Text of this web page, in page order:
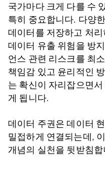
국가마다 크게 다를 수
특히 중요합니다. 다양
데이터를 저장하고 처
데이터 유출 위험을 방
언스 관련 리스크를 최
책임감 있고 윤리적인
는 확신이 자리잡으면
게 됩니다.
데이터 주권은 데이터
밀접하게 연결되는데,
개념의 실천을 뒷받침합